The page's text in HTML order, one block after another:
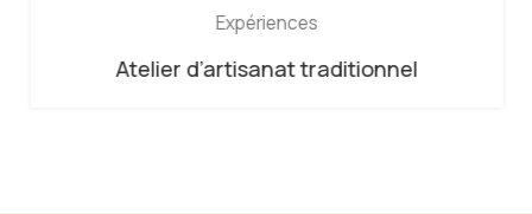
Expériences
Atelier d’artisanat traditionnel